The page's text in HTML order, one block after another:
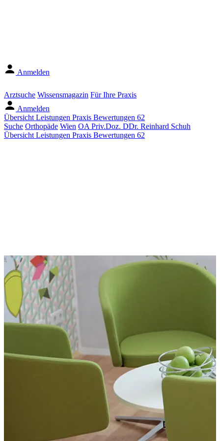
Anmelden
Arztsuche Wissensmagazin Für Ihre Praxis
Anmelden
Übersicht Leistungen Praxis Bewertungen 62
Suche Orthopäde Wien OA Priv.Doz. DDr. Reinhard Schuh
Übersicht Leistungen Praxis Bewertungen 62